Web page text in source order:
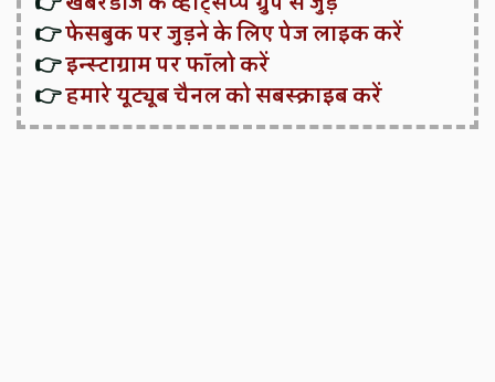
👉फेसबुक पर जुड़ने के लिए पेज लाइक करें
👉इन्स्टाग्राम पर फॉलो करें
👉हमारे यूट्यूब चैनल को सबस्क्राइब करें